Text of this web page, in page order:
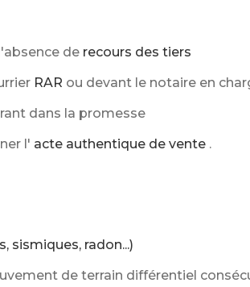
de recours des tiers
RAR ou devant le notaire en
dans la promesse
l' acte authentique de vente .
sismiques, radon...)
de terrain différentiel